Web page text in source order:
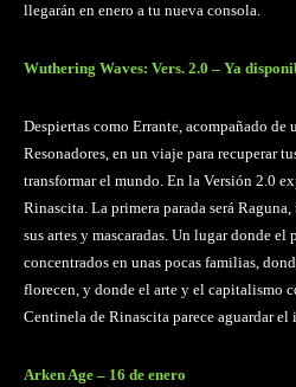
llegarán en enero a tu nueva consola.
Wuthering Waves: Vers. 2.0 – Ya
Despiertas como Errante, acompañado de
Resonadores, en un viaje para recuperar
transformar el mundo. En la Versión 2.0
Rinascita. La primera parada será
sus artes y mascaradas. Un lugar donde el
concentrados en unas pocas familias,
florecen, y donde el arte y el capitalismo
Centinela de Rinascita parece aguardar
Arken Age – 16 de enero